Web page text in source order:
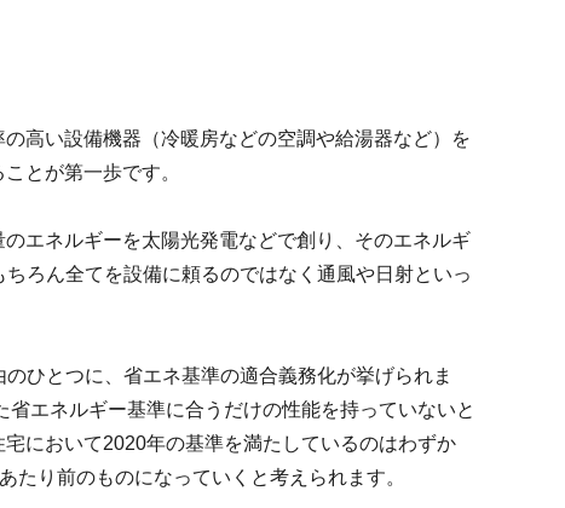
高い設備機器（冷暖房などの空調や給湯器など）を
とが第一歩です。
エネルギーを太陽光発電などで創り、そのエネルギ
ろん全てを設備に頼るのではなく通風や日射といっ
ひとつに、省エネ基準の適合義務化が挙げられま
エネルギー基準に合うだけの性能を持っていないと
において2020年の基準を満たしているのはわずか
り前のものになっていくと考えられます。